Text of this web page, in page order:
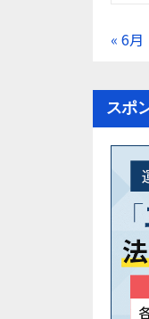
« 6月
スポ